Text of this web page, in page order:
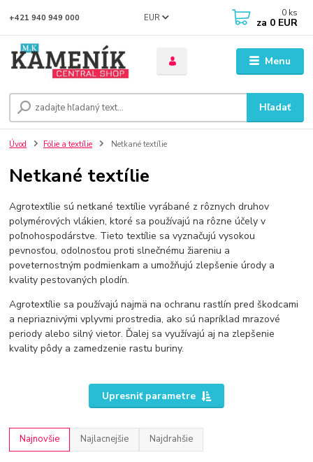
Menu
EUR
Hľadať
+421 940 949 000 0 ks
za 0 EUR
Úvod Fólie a textílie Netkané textílie
Netkané textílie
Agrotextílie sú netkané textílie vyrábané z rôznych druhov
polymérových vlákien, ktoré sa používajú na rôzne účely v
poľnohospodárstve. Tieto textílie sa vyznačujú vysokou
pevnosťou, odolnosťou proti slnečnému žiareniu a
poveternostným podmienkam a umožňujú zlepšenie úrody a
kvality pestovaných plodín.
Agrotextílie sa používajú najmä na ochranu rastlín pred škodcami
a nepriaznivými vplyvmi prostredia, ako sú napríklad mrazové
periody alebo silný vietor. Ďalej sa využívajú aj na zlepšenie
kvality pôdy a zamedzenie rastu buriny.
Upresniť parametre
Najnovšie Najlacnejšie Najdrahšie